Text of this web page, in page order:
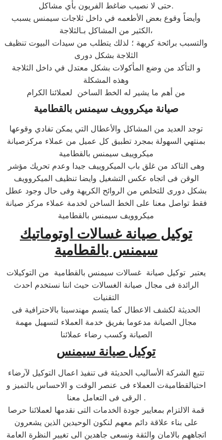
حتى لا نصيب ضاغط الفريون بأي مشاكل.
وأيضاً وقوع بعض الأطعمه في داخل ثلاجات سيمنس يسبب
الكثير من المشاكل بـالثلاجة،
والتسبب برائحة كريهة ؛ لذلك يتطلب من سيدات البيوت تنظيف
الثلاجة بشكل دورى
و التأكد من وضع المأكولات بشكل معتدل في داخل الثلاجة
وهذه المشكلة
من أهم ما يشير له الخط الساخن لعملائنا الكرام
صيانة ميكروويف سيمنس بالقطامية
توجد العديد من المشاكل والأعطال التي يمكن تفادي وقوعها
بمنتهي السهولة بمجرد تطبيق كل عميل من عملاء مركزصيانة
ميكروييف سيمنس بالقطامية
وهى التاكد من غلق باب الميكروييف جيدا وعدم تحريك مؤشر
الوقن فى اتجاه عكس التشغيل وايضا تنظيف الميكروويف
بشكل دورى للتخلص من الروائح الكريهة وفى حال وجود عطل
فقط تواصل معنا على الخط الساخن لخدمة عملاء مركز صيانة
ميكروويف سيمنس بالقطامية
توكيل صيانة غسالات اوتوماتيك
سيمنس بالقطامية
يعتبر توكيل صيانة غسالات سيمنس بالقطامية من التوكيلات
الرائدة فى مجال صيانة الغسالات حيث اننا نستخدم احدث
التقنيات
الحديثة لكشف الاعطال كما يتسم مهندسينا بالاحترافية فى
مجال الصيانة مدعوما بفريق خدمة العملاء لتسهيل مهمة
الصيانة وكسب رضاء عملائنا
توكيل صيانة سيمنس
تتبع الشركة الأساليب الحديثة فى تنفيذ اعمال التوكيل لآرضاء
احتيالقطاميةت العملاء فى عنصر الوقت و الاحساس بالتميز و
الرقى فى التعامل معنا .
قمة الالتزام بمعايير جودة الخدمات التى نقدمها لعملائنا حرصا
على بناء علاقة دائم معهم لنكون الوحيدين الذين يشعرون
اتجاههم بالامان والثقة ونسعى جاهدين الى تغيير النظرة العامة